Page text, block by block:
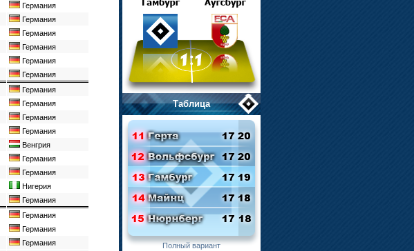
Германия
Германия
Германия
Германия
Германия
Германия
Германия
Германия
Германия
Германия
Венгрия
Германия
Германия
Нигерия
Германия
Германия
Германия
Германия
Таблица
Полный вариант